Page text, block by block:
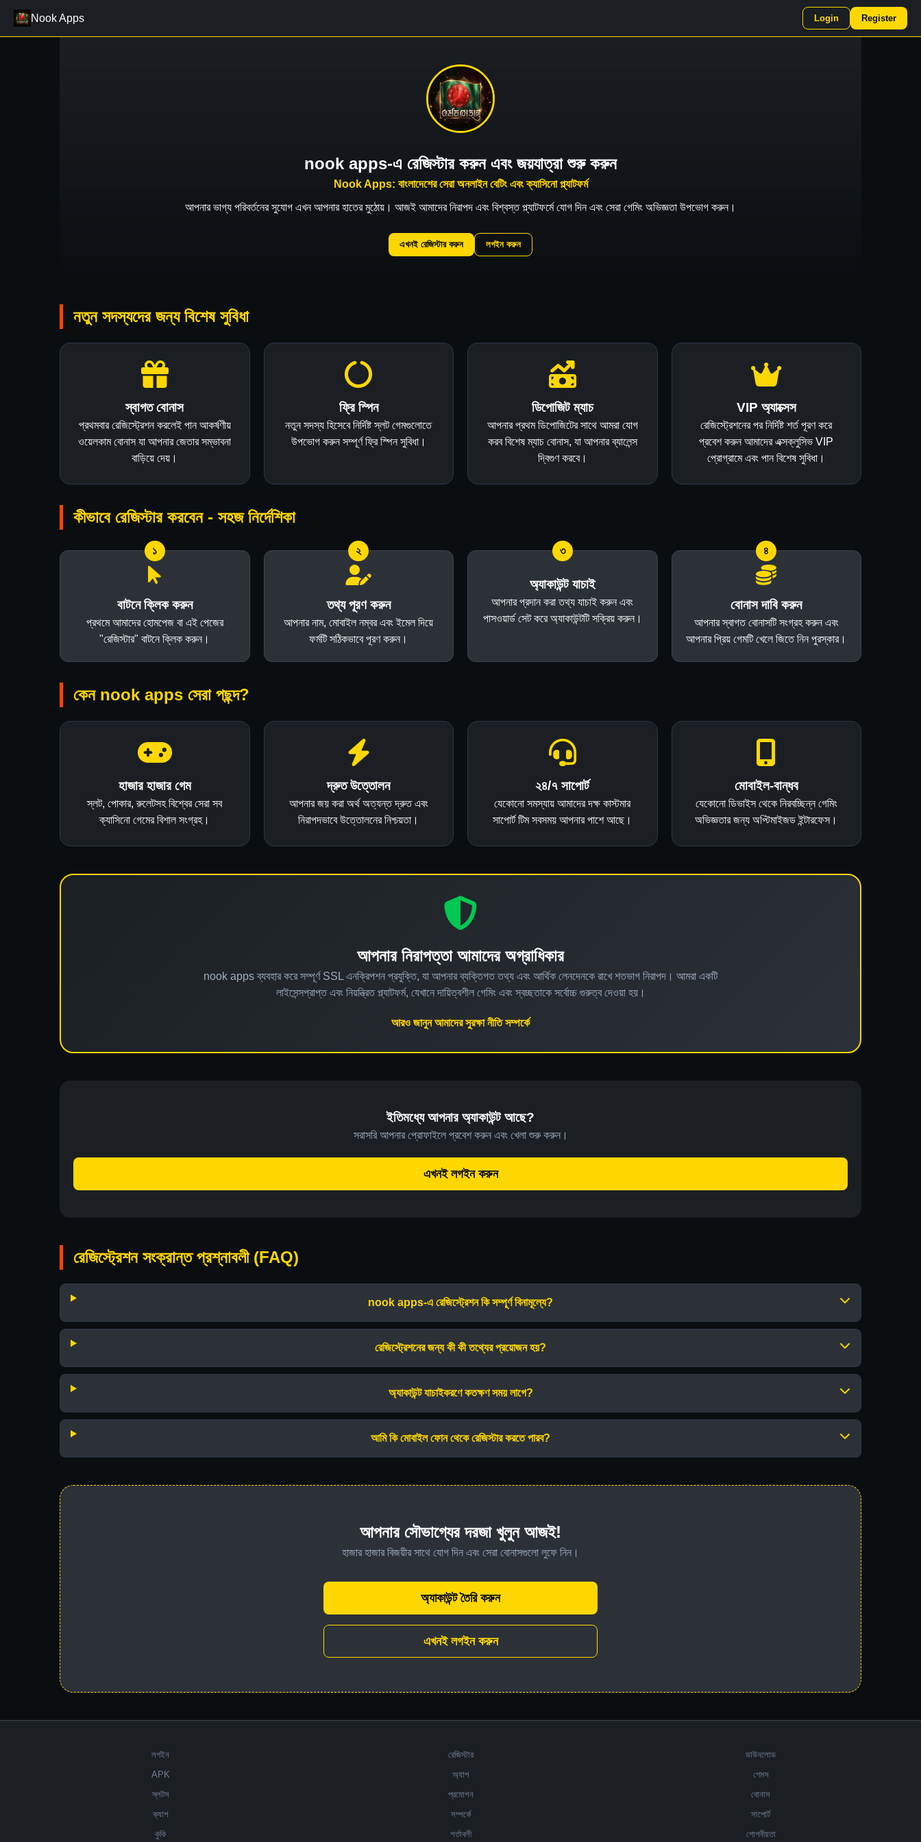
Nook Apps Login Register
nook apps-এ রেজিস্টার করুন এবং জয়যাত্রা শুরু করুন
Nook Apps: বাংলাদেশের সেরা অনলাইন বেটিং এবং ক্যাসিনো প্ল্যাটফর্ম
আপনার ভাগ্য পরিবর্তনের সুযোগ এখন আপনার হাতের মুঠোয়। আজই আমাদের নিরাপদ এবং বিশ্বস্ত প্ল্যাটফর্মে যোগ দিন এবং সেরা গেমিং অভিজ্ঞতা উপভোগ করুন।
এখনই রেজিস্টার করুন লগইন করুন
নতুন সদস্যদের জন্য বিশেষ সুবিধা
স্বাগত বোনাস
প্রথমবার রেজিস্ট্রেশন করলেই পান আকর্ষণীয়
ওয়েলকাম বোনাস যা আপনার জেতার সম্ভাবনা
বাড়িয়ে দেয়।
ফ্রি স্পিন
নতুন সদস্য হিসেবে নির্দিষ্ট স্লট গেমগুলোতে
উপভোগ করুন সম্পূর্ণ ফ্রি স্পিন সুবিধা।
ডিপোজিট ম্যাচ
আপনার প্রথম ডিপোজিটের সাথে আমরা যোগ
করব বিশেষ ম্যাচ বোনাস, যা আপনার ব্যালেন্স
দ্বিগুণ করবে।
VIP অ্যাক্সেস
রেজিস্ট্রেশনের পর নির্দিষ্ট শর্ত পূরণ করে
প্রবেশ করুন আমাদের এক্সক্লুসিভ VIP
প্রোগ্রামে এবং পান বিশেষ সুবিধা।
কীভাবে রেজিস্টার করবেন - সহজ নির্দেশিকা
১
বাটনে ক্লিক করুন
প্রথমে আমাদের হোমপেজ বা এই পেজের
"রেজিস্টার" বাটনে ক্লিক করুন।
২
তথ্য পূরণ করুন
আপনার নাম, মোবাইল নম্বর এবং ইমেল দিয়ে
ফর্মটি সঠিকভাবে পূরণ করুন।
৩
অ্যাকাউন্ট যাচাই
আপনার প্রদান করা তথ্য যাচাই করুন এবং
পাসওয়ার্ড সেট করে অ্যাকাউন্টটি সক্রিয় করুন।
৪
বোনাস দাবি করুন
আপনার স্বাগত বোনাসটি সংগ্রহ করুন এবং
আপনার প্রিয় গেমটি খেলে জিতে নিন পুরস্কার।
কেন nook apps সেরা পছন্দ?
হাজার হাজার গেম
স্লট, পোকার, রুলেটসহ বিশ্বের সেরা সব
ক্যাসিনো গেমের বিশাল সংগ্রহ।
দ্রুত উত্তোলন
আপনার জয় করা অর্থ অত্যন্ত দ্রুত এবং
নিরাপদভাবে উত্তোলনের নিশ্চয়তা।
২৪/৭ সাপোর্ট
যেকোনো সমস্যায় আমাদের দক্ষ কাস্টমার
সাপোর্ট টিম সবসময় আপনার পাশে আছে।
মোবাইল-বান্ধব
যেকোনো ডিভাইস থেকে নিরবচ্ছিন্ন গেমিং
অভিজ্ঞতার জন্য অপ্টিমাইজড ইন্টারফেস।
আপনার নিরাপত্তা আমাদের অগ্রাধিকার
nook apps ব্যবহার করে সম্পূর্ণ SSL এনক্রিপশন প্রযুক্তি, যা আপনার ব্যক্তিগত তথ্য এবং আর্থিক লেনদেনকে রাখে শতভাগ নিরাপদ। আমরা একটি
লাইসেন্সপ্রাপ্ত এবং নিয়ন্ত্রিত প্ল্যাটফর্ম, যেখানে দায়িত্বশীল গেমিং এবং স্বচ্ছতাকে সর্বোচ্চ গুরুত্ব দেওয়া হয়।
আরও জানুন আমাদের সুরক্ষা নীতি সম্পর্কে
ইতিমধ্যে আপনার অ্যাকাউন্ট আছে?
সরাসরি আপনার প্রোফাইলে প্রবেশ করুন এবং খেলা শুরু করুন।
এখনই লগইন করুন
রেজিস্ট্রেশন সংক্রান্ত প্রশ্নাবলী (FAQ)
nook apps-এ রেজিস্ট্রেশন কি সম্পূর্ণ বিনামূল্যে?
রেজিস্ট্রেশনের জন্য কী কী তথ্যের প্রয়োজন হয়?
অ্যাকাউন্ট যাচাইকরণে কতক্ষণ সময় লাগে?
আমি কি মোবাইল ফোন থেকে রেজিস্টার করতে পারব?
আপনার সৌভাগ্যের দরজা খুলুন আজই!
হাজার হাজার বিজয়ীর সাথে যোগ দিন এবং সেরা বোনাসগুলো লুফে নিন।
অ্যাকাউন্ট তৈরি করুন
এখনই লগইন করুন
লগইন রেজিস্টার
ডাউনলোড
APK
অ্যাপ
গেমস
স্লটস
প্রমোশন
বোনাস
ক্যাশ
সম্পর্কে
সাপোর্ট
কুকি
শর্তাবলী গোপনীয়তা